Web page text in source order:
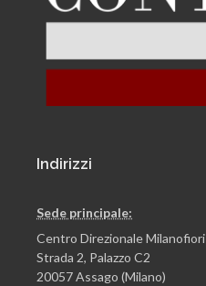
Indirizzi
Sede principale:
Centro Direzionale Milanofiori
Strada 2, Palazzo C2
20057 Assago (Milano)